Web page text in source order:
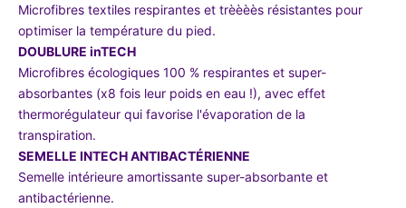
Microfibres textiles respirantes et trèèèès résistantes pour
optimiser la température du pied.
DOUBLURE inTECH
Microfibres écologiques 100 % respirantes et super-
absorbantes (x8 fois leur poids en eau !), avec effet
thermorégulateur qui favorise l'évaporation de la
transpiration.
SEMELLE INTECH ANTIBACTÉRIENNE
Semelle intérieure amortissante super-absorbante et
antibactérienne.